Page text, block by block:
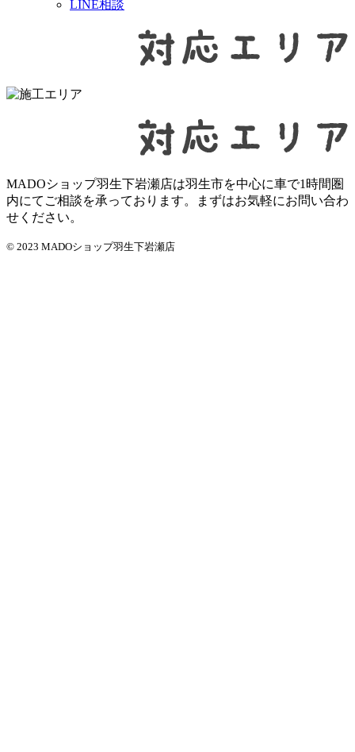
LINE相談
MADOショップ羽生下岩瀬店は羽生市を中心に車で1時間圏
内にてご相談を承っております。まずはお気軽にお問い合わ
せください。
© 2023 MADOショップ羽生下岩瀬店